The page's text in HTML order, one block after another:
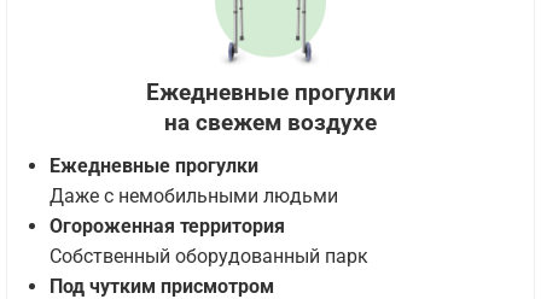
Ежедневные прогулки
на свежем воздухе
Ежедневные прогулки
Даже с немобильными людьми
Огороженная территория
Собственный оборудованный парк
Под чутким присмотром